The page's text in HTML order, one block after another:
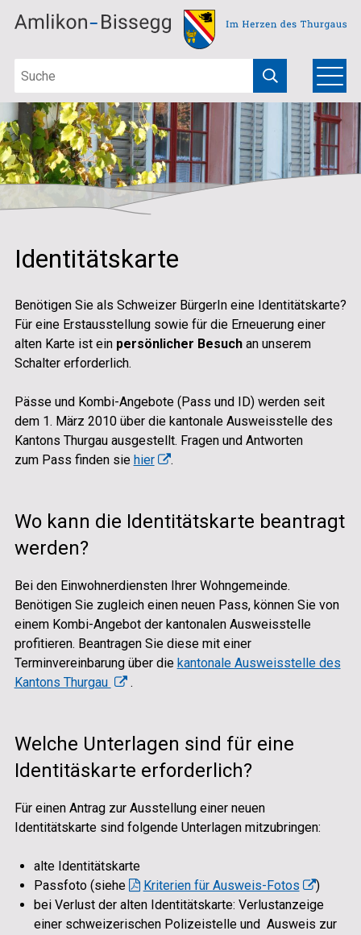
Navigieren in Amlikon-Bissegg
Schnellnavigation
Suchbegriff
Suche starten
Menu
Identitätskarte
Benötigen Sie als Schweizer BürgerIn eine Identitätskarte?
Für eine Erstausstellung sowie für die Erneuerung einer
alten Karte ist ein persönlicher Besuchan unserem
Schalter erforderlich.
Pässe und Kombi-Angebote (Pass und ID) werden seit
dem 1. März 2010 über die kantonale Ausweisstelle des
Kantons Thurgau ausgestellt. Fragen und Antworten
zum Pass finden sie hier .
Wo kann die Identitätskarte beantragt
werden?
Bei den Einwohnerdiensten Ihrer Wohngemeinde.
Benötigen Sie zugleich einen neuen Pass, können Sie von
einem Kombi-Angebot der kantonalen Ausweisstelle
profitieren. Beantragen Sie diese mit einer
Terminvereinbarung über die kantonale Ausweisstelle des
Kantons Thurgau
.
Welche Unterlagen sind für eine
Identitäskarte erforderlich?
Für einen Antrag zur Ausstellung einer neuen
Identitätskarte sind folgende Unterlagen mitzubringen:
alte Identitätskarte
Passfoto (siehe
Kriterien für Ausweis-Fotos
)
bei Verlust der alten Identitätskarte: Verlustanzeige
einer schweizerischen Polizeistelle und Ausweis zur